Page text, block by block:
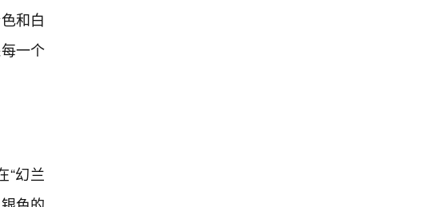
和白
一个
“幻兰